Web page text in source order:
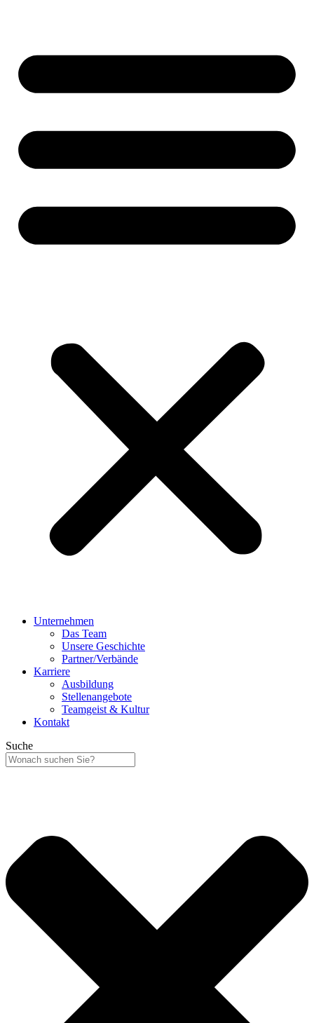
Unternehmen
Das Team
Unsere Geschichte
Partner/Verbände
Karriere
Ausbildung
Stellenangebote
Teamgeist & Kultur
Kontakt
Suche